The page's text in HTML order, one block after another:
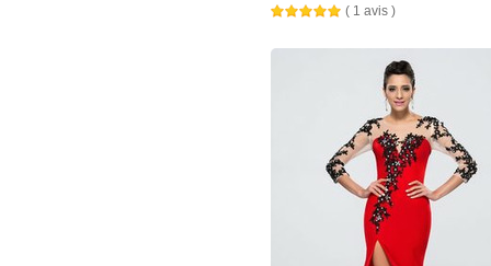
( 1 avis )